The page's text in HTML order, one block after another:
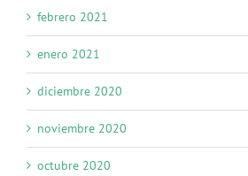
febrero 2021
enero 2021
diciembre 2020
noviembre 2020
octubre 2020